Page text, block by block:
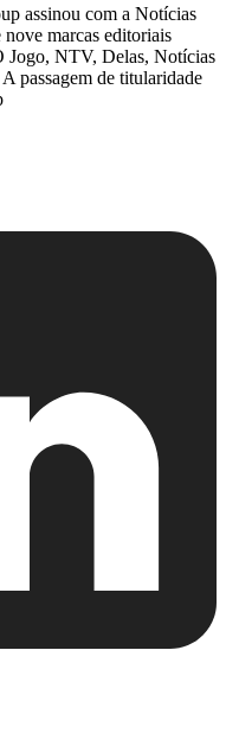
assinou com a Notícias
marcas editoriais
Jogo, NTV, Delas, Notícias
passagem de titularidade